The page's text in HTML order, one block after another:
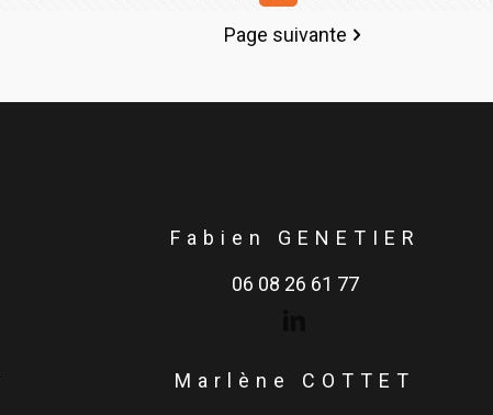
Page suivante
Fabien GENETIER
06 08 26 61 77
Marlène COTTET